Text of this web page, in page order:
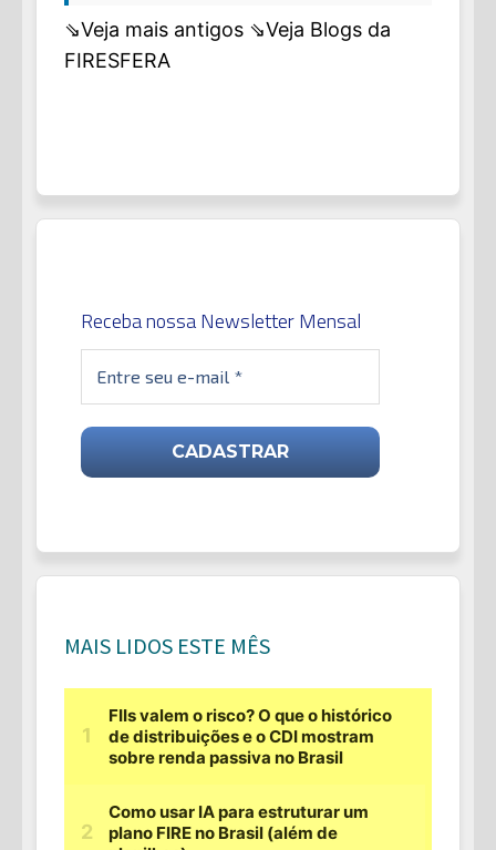
⇘Veja mais antigos ⇘Veja Blogs da
FIRESFERA
Receba nossa Newsletter Mensal
MAIS LIDOS ESTE MÊS